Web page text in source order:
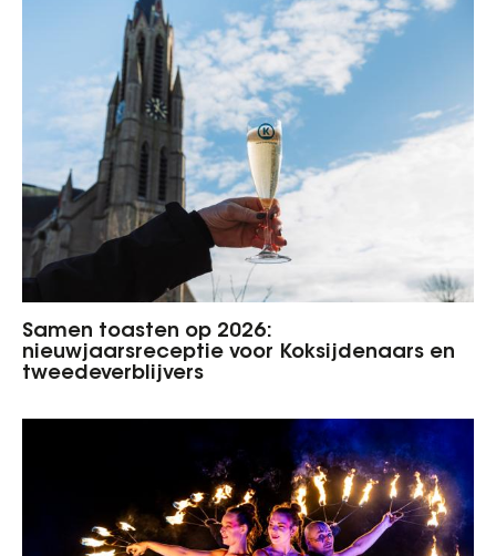
Samen toasten op 2026:
nieuwjaarsreceptie voor Koksijdenaars en
tweedeverblijvers